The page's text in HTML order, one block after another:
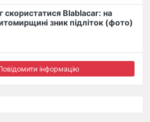
скористатися Blablacar: на
зник підліток (фото)
інформацію